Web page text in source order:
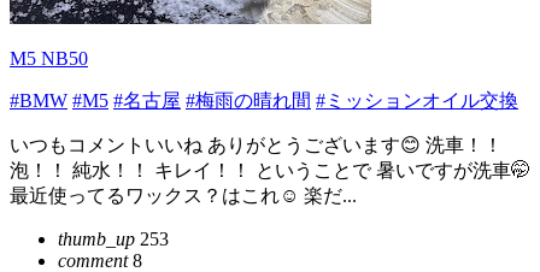
M5 NB50
#BMW #M5 #名古屋 #梅雨の晴れ間 #ミッションオイル交換
いつもコメントいいね ありがとうございます😊 洗車！！
泡！！ 純水！！ キレイ！！ ということで 暑いですが洗車🤭
最近使ってるワックス？はこれ☺️ 楽だ...
thumb_up 253
comment8